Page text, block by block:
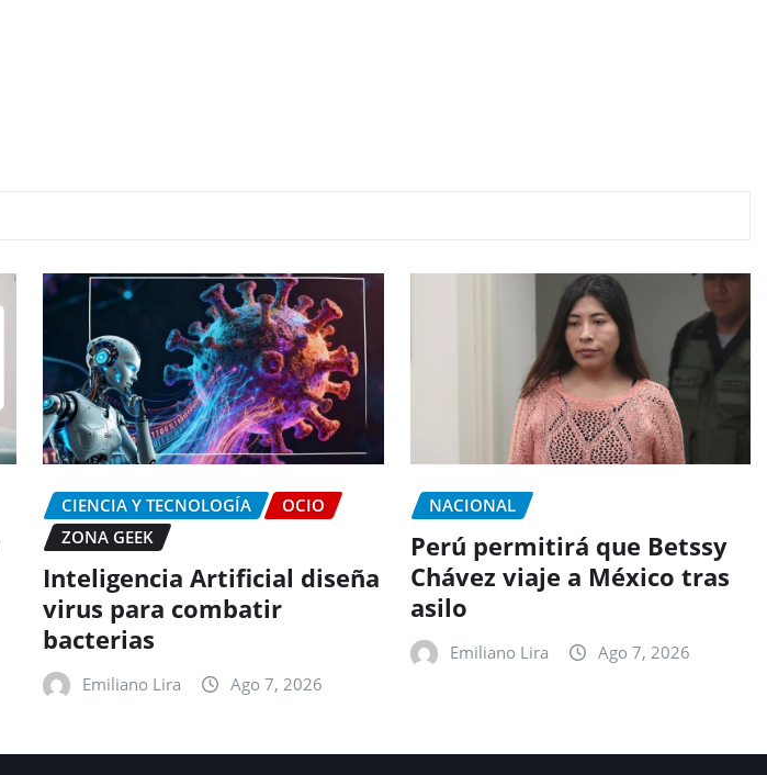
CIENCIA Y TECNOLOGÍA
OCIO
ZONA GEEK
Inteligencia Artificial diseña
virus para combatir
bacterias
Emiliano Lira Ago 7, 2026
NACIONAL
Perú permitirá que Betssy
Chávez viaje a México tras
asilo
Emiliano Lira Ago 7, 2026